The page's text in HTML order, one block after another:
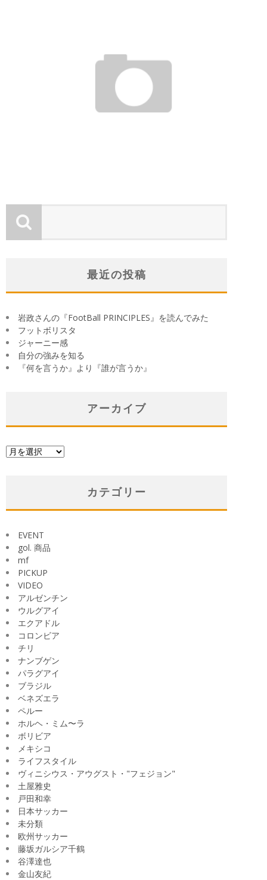
最近の投稿
岩政さんの『FootBall PRINCIPLES』を読んでみた
フットボリスタ
ジャーニー感
自分の強みを知る
『何を言うか』より『誰が言うか』
アーカイブ
ア
カテゴリー
EVENT
gol. 商品
mf
PICKUP
VIDEO
アルゼンチン
ウルグアイ
エクアドル
コロンビア
チリ
ナンブゲン
パラグアイ
ブラジル
ベネズエラ
ペルー
ホルヘ・ミム〜ラ
ボリビア
メキシコ
ライフスタイル
ヴィニシウス・アウグスト・"フェジョン"
土屋雅史
戸田和幸
日本サッカー
未分類
欧州サッカー
藤坂ガルシア千鶴
谷澤達也
金山友紀